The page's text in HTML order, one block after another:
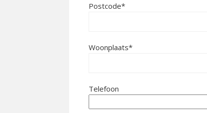
Postcode*
Woonplaats*
Telefoon